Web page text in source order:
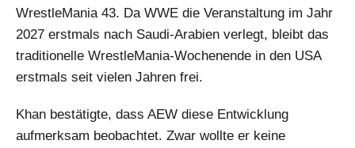
WrestleMania 43. Da WWE die Veranstaltung im Jahr
2027 erstmals nach Saudi-Arabien verlegt, bleibt das
traditionelle WrestleMania-Wochenende in den USA
erstmals seit vielen Jahren frei.
Khan bestätigte, dass AEW diese Entwicklung
aufmerksam beobachtet. Zwar wollte er keine